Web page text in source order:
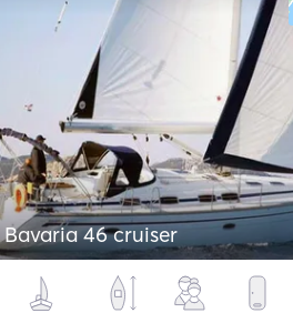
Bavaria 46 cruiser